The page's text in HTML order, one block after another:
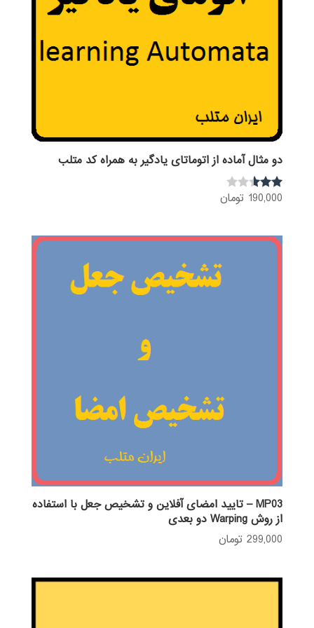
دو مثال آماده از اتوماتای یادگیر به همراه کد متلب
نمره
190,000 تومان
MP03 – تایید امضای آفلاین و تشخیص جعل با استفاده
از روش Warping دو بعدی
299,000 تومان